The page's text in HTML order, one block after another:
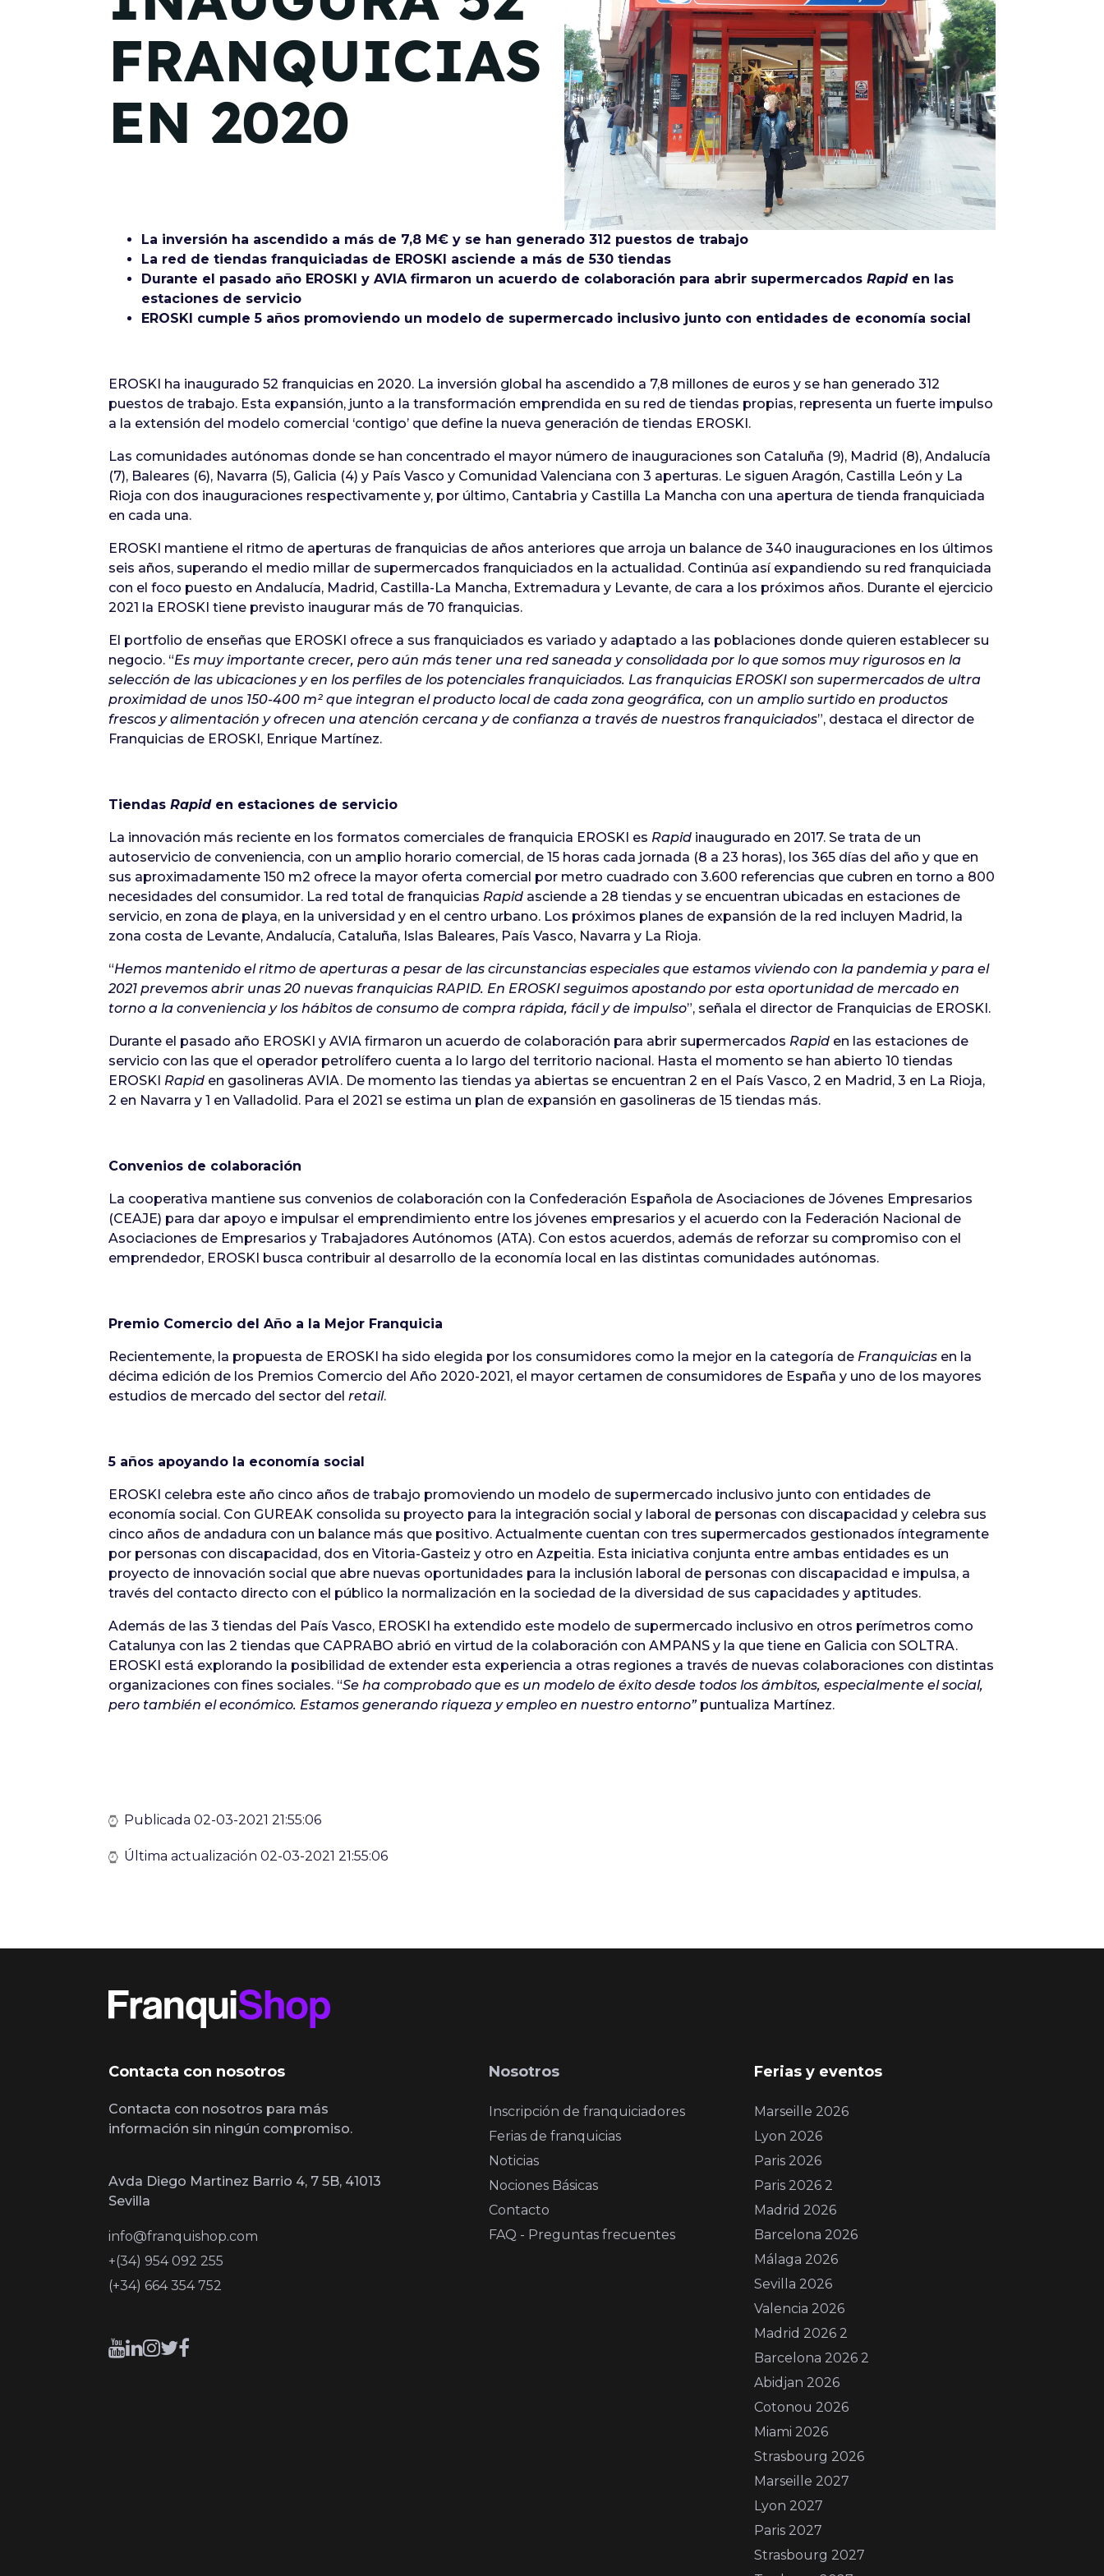
de junio
Madrid 2026 2 -08
de octubre
Castilla-La Mancha
22 de octubre
Barcelona 2026 2 -
05 de noviembre
VER MÁS
Infórmate
FRANQUICIAS
EN 2020
La inversión ha ascendido a más de 7,8 M€ y se han generado 312 puestos de trabajo
La red de tiendas franquiciadas de EROSKI asciende a más de 530 tiendas
Durante el pasado año EROSKI y AVIA firmaron un acuerdo de colaboración para abrir supermercados Rapiden las
estaciones de servicio
EROSKI cumple 5 años promoviendo un modelo de supermercado inclusivo junto con entidades de economía social
EROSKI ha inaugurado 52 franquicias en 2020. La inversión global ha ascendido a 7,8 millones de euros y se han generado 312
puestos de trabajo. Esta expansión, junto a la transformación emprendida en su red de tiendas propias, representa un fuerte impulso
a la extensión del modelo comercial ‘contigo’ que define la nueva generación de tiendas EROSKI.
Las comunidades autónomas donde se han concentrado el mayor número de inauguraciones son Cataluña (9), Madrid (8), Andalucía
(7), Baleares (6), Navarra (5), Galicia (4) y País Vasco y Comunidad Valenciana con 3 aperturas. Le siguen Aragón, Castilla León y La
Rioja con dos inauguraciones respectivamente y, por último, Cantabria y Castilla La Mancha con una apertura de tienda franquiciada
en cada una.
EROSKI mantiene el ritmo de aperturas de franquicias de años anteriores que arroja un balance de 340 inauguraciones en los últimos
seis años, superando el medio millar de supermercados franquiciados en la actualidad. Continúa así expandiendo su red franquiciada
con el foco puesto en Andalucía, Madrid, Castilla-La Mancha, Extremadura y Levante, de cara a los próximos años. Durante el ejercicio
2021 la EROSKI tiene previsto inaugurar más de 70 franquicias.
El portfolio de enseñas que EROSKI ofrece a sus franquiciados es variado y adaptado a las poblaciones donde quieren establecer su
negocio. “Es muy importante crecer, pero aún más tener una red saneada y consolidada por lo que somos muy rigurosos en la
selección de las ubicaciones y en los perfiles de los potenciales franquiciados. Las franquicias EROSKI son supermercados de ultra
proximidad de unos 150-400 m² que integran el producto local de cada zona geográfica, con un amplio surtido en productos
frescos y alimentación y ofrecen una atención cercana y de confianza a través de nuestros franquiciados”, destaca el director de
Franquicias de EROSKI, Enrique Martínez.
Tiendas Rapiden estaciones de servicio
La innovación más reciente en los formatos comerciales de franquicia EROSKI es Rapid inaugurado en 2017. Se trata de un
autoservicio de conveniencia, con un amplio horario comercial, de 15 horas cada jornada (8 a 23 horas), los 365 días del año y que en
sus aproximadamente 150 m2 ofrece la mayor oferta comercial por metro cuadrado con 3.600 referencias que cubren en torno a 800
necesidades del consumidor. La red total de franquicias Rapid asciende a 28 tiendas y se encuentran ubicadas en estaciones de
servicio, en zona de playa, en la universidad y en el centro urbano. Los próximos planes de expansión de la red incluyen Madrid, la
zona costa de Levante, Andalucía, Cataluña, Islas Baleares, País Vasco, Navarra y La Rioja.
“Hemos mantenido el ritmo de aperturas a pesar de las circunstancias especiales que estamos viviendo con la pandemia y para el
2021 prevemos abrir unas 20 nuevas franquicias RAPID. En EROSKI seguimos apostando por esta oportunidad de mercado en
torno a la conveniencia y los hábitos de consumo de compra rápida, fácil y de impulso”, señala el director de Franquicias de EROSKI.
Durante el pasado año EROSKI y AVIA firmaron un acuerdo de colaboración para abrir supermercados Rapid en las estaciones de
servicio con las que el operador petrolífero cuenta a lo largo del territorio nacional. Hasta el momento se han abierto 10 tiendas
EROSKI Rapid en gasolineras AVIA. De momento las tiendas ya abiertas se encuentran 2 en el País Vasco, 2 en Madrid, 3 en La Rioja,
2 en Navarra y 1 en Valladolid. Para el 2021 se estima un plan de expansión en gasolineras de 15 tiendas más.
Convenios de colaboración
La cooperativa mantiene sus convenios de colaboración con la Confederación Española de Asociaciones de Jóvenes Empresarios
(CEAJE) para dar apoyo e impulsar el emprendimiento entre los jóvenes empresarios y el acuerdo con la Federación Nacional de
Asociaciones de Empresarios y Trabajadores Autónomos (ATA). Con estos acuerdos, además de reforzar su compromiso con el
emprendedor, EROSKI busca contribuir al desarrollo de la economía local en las distintas comunidades autónomas.
Premio Comercio del Año a la Mejor Franquicia
Recientemente, la propuesta de EROSKI ha sido elegida por los consumidores como la mejor en la categoría de Franquicias en la
décima edición de los Premios Comercio del Año 2020-2021, el mayor certamen de consumidores de España y uno de los mayores
estudios de mercado del sector del retail.
5 años apoyando la economía social
EROSKI celebra este año cinco años de trabajo promoviendo un modelo de supermercado inclusivo junto con entidades de
economía social. Con GUREAK consolida su proyecto para la integración social y laboral de personas con discapacidad y celebra sus
cinco años de andadura con un balance más que positivo. Actualmente cuentan con tres supermercados gestionados íntegramente
por personas con discapacidad, dos en Vitoria-Gasteiz y otro en Azpeitia. Esta iniciativa conjunta entre ambas entidades es un
proyecto de innovación social que abre nuevas oportunidades para la inclusión laboral de personas con discapacidad e impulsa, a
través del contacto directo con el público la normalización en la sociedad de la diversidad de sus capacidades y aptitudes.
Además de las 3 tiendas del País Vasco, EROSKI ha extendido este modelo de supermercado inclusivo en otros perímetros como
Catalunya con las 2 tiendas que CAPRABO abrió en virtud de la colaboración con AMPANS y la que tiene en Galicia con SOLTRA.
EROSKI está explorando la posibilidad de extender esta experiencia a otras regiones a través de nuevas colaboraciones con distintas
organizaciones con fines sociales. “Se ha comprobado que es un modelo de éxito desde todos los ámbitos, especialmente el social,
pero también el económico. Estamos generando riqueza y empleo en nuestro entorno”puntualiza Martínez.
Publicada 02-03-2021 21:55:06
Última actualización 02-03-2021 21:55:06
Contacta con nosotros
Contacta con nosotros para más
información sin ningún compromiso.
Avda Diego Martinez Barrio 4, 7 5B, 41013
Sevilla
info@franquishop.com
+(34) 954 092 255
(+34) 664 354 752
Nosotros
Inscripción de franquiciadores
Ferias de franquicias
Noticias
Nociones Básicas
Contacto
FAQ - Preguntas frecuentes
Ferias y eventos
Marseille 2026
Lyon 2026
Paris 2026
Paris 2026 2
Madrid 2026
Barcelona 2026
Málaga 2026
Sevilla 2026
Valencia 2026
Madrid 2026 2
Barcelona 2026 2
Abidjan 2026
Cotonou 2026
Miami 2026
Strasbourg 2026
Marseille 2027
Lyon 2027
Paris 2027
Strasbourg 2027